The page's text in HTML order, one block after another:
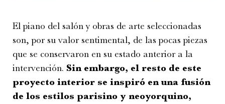
El piano del salón y obras de arte seleccionadas
son, por su valor sentimental, de las pocas piezas
que se conservaron en su estado anterior a la
intervención. Sin embargo, el resto de este
proyecto interior se inspiró en una fusión
de los estilos parisino y neoyorquino,